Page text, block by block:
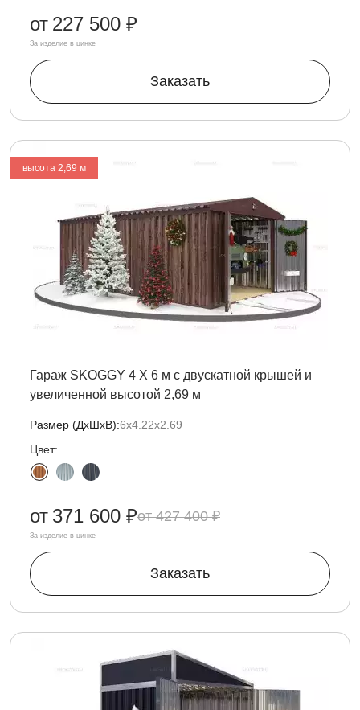
от 227 500 ₽
За изделие в цинке
Заказать
высота 2,69 м
Гараж SKOGGY 4 Х 6 м с двускатной крышей и
увеличенной высотой 2,69 м
Размер (ДxШxВ):6х4.22х2.69
Цвет:
427 400 ₽
от 371 600 ₽
За изделие в цинке
Заказать